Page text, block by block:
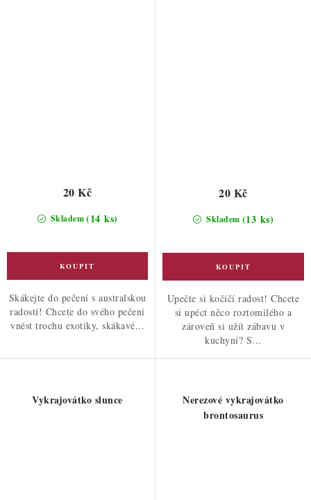
Skladem(14 ks)
20 Kč
Skákejte do pečení s australskou
radostí! Chcete do svého pečení
vnést trochu exotiky, skákavé...
Skladem (13 ks)
20 Kč
Upečte si kočičí radost! Chcete
si upéct něco roztomilého a
zároveň si užít zábavu v
kuchyni? S...
Vykrajovátko slunce
Nerezové vykrajovátko
brontosaurus